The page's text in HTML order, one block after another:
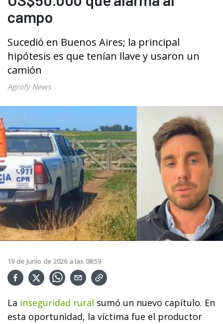
campo
Sucedió en Buenos Aires; la principal
hipótesis es que tenían llave y usaron un
camión
Agrofy News
19 de Junio de 2026 a las 08:59
La inseguridad rural sumó un nuevo capítulo. En
esta oportunidad, la víctima fue el productor